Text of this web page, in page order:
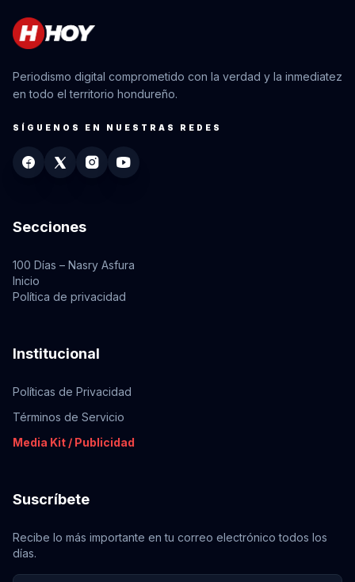
Periodismo digital comprometido con la verdad y la inmediatez
en todo el territorio hondureño.
SÍGUENOS EN NUESTRAS REDES
Secciones
100 Días – Nasry Asfura
Inicio
Política de privacidad
Institucional
Políticas de Privacidad
Términos de Servicio
Media Kit / Publicidad
Suscríbete
Recibe lo más importante en tu correo electrónico todos los
días.